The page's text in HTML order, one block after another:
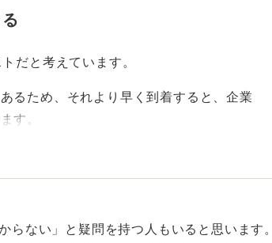
だと考えています。
るため、それより早く到着すると、企業
す。
たりする時間も確保できます。
らない」と疑問を持つ人もいると思います。